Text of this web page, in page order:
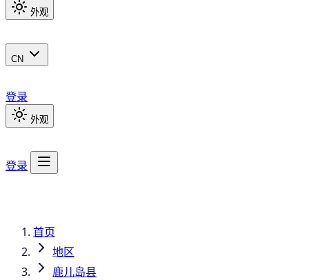
外观
CN
登录
外观
登录
首页
地区
鹿儿岛县